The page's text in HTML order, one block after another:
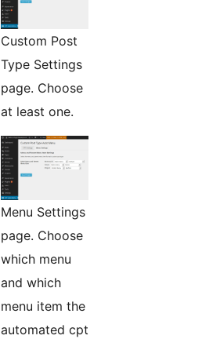
Custom Post
Type Settings
page. Choose
at least one.
Menu Settings
page. Choose
which menu
and which
menu item the
automated cpt